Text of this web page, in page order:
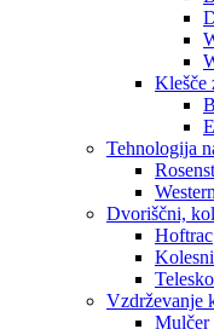
Klešče
Tehnologija
Dvoriščni,
Hoftrac
Vzdrževanje
Mulčer